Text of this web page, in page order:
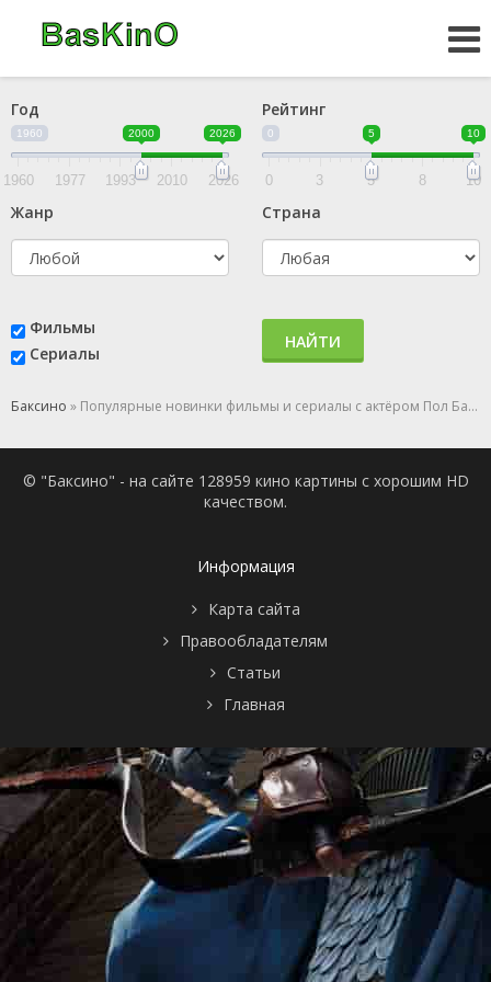
Год
1960 2000 2026
1960 1977 1993 2010 2026
Рейтинг
0 5 10
0 3 5 8 10
Жанр Страна
Фильмы
Сериалы
НАЙТИ
Баксино » Популярные новинки фильмы и сериалы с актёром Пол Баррет
© "Баксино" - на сайте 128959 кино картины с хорошим HD
качеством.
Информация
Карта сайта
Правообладателям
Статьи
Главная